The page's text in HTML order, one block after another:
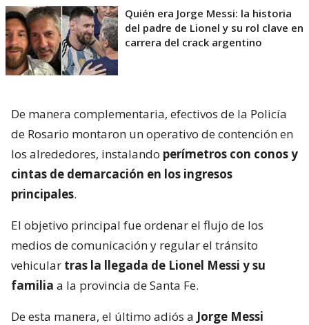
Quién era Jorge Messi: la historia
del padre de Lionel y su rol clave en
carrera del crack argentino
De manera complementaria, efectivos de la Policía
de Rosario montaron un operativo de contención en
los alrededores, instalando perímetros con conos y
cintas de demarcación en los ingresos
principales.
El objetivo principal fue ordenar el flujo de los
medios de comunicación y regular el tránsito
vehicular tras la llegada de Lionel Messi y su
familia a la provincia de Santa Fe.
De esta manera, el último adiós a Jorge Messi